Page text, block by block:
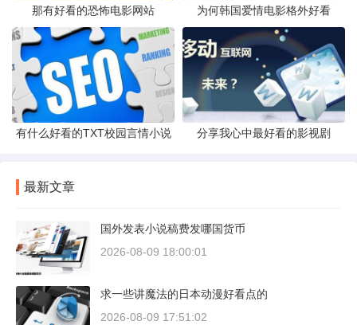
那有好看的恐怖电影网站 为何韩国爱情电影格外好看
有什么好看的TXT校园言情小说 分享我心中最好看的影视剧
最新文章
国外发表小说稿费发哪国货币
2026-08-09 18:00:01
求一些讲魔法的日本动漫好看点的
2026-08-09 17:51:02